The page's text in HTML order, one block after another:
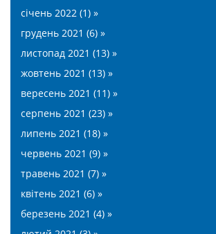
січень 2022 (1) »
грудень 2021 (6) »
листопад 2021 (13) »
жовтень 2021 (13) »
вересень 2021 (11) »
серпень 2021 (23) »
липень 2021 (18) »
червень 2021 (9) »
травень 2021 (7) »
квітень 2021 (6) »
березень 2021 (4) »